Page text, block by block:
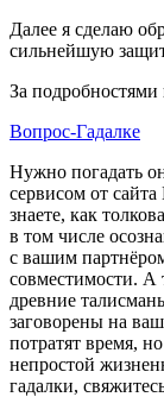
Далее я сделаю
сильнейшую
За
Вопрос-Гадалке
Нужно погадать
сервисом от
знаете, как
в том числе
с вашим
совместимости. А
древние
заговорены на
потратят время,
непростой
гадалки,